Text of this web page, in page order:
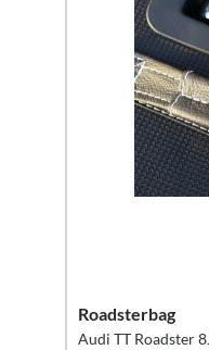
Roadsterbag
Audi TT Roadster 8J